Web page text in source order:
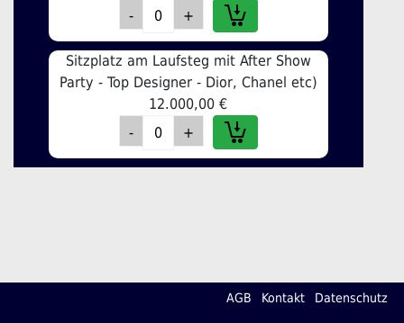
Sitzplatz am Laufsteg mit After Show
Party - Top Designer - Dior, Chanel etc)
12.000,00 €
AGB Kontakt Datenschutz